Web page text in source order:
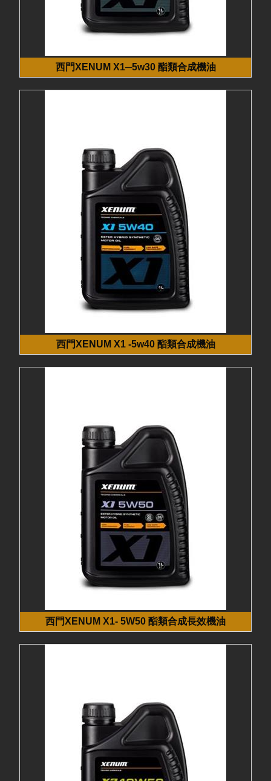
西門XENUM X1─5w30 酯類合成機油
西門XENUM X1 -5w40 酯類合成機油
西門XENUM X1- 5W50 酯類合成長效機油